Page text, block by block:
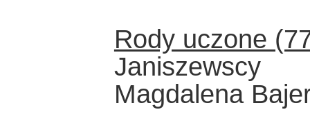
Rody uczone
Janiszewscy
Magdalena